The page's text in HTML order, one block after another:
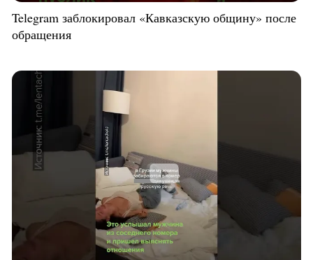
Telegram заблокировал «Кавказскую общину» после
обращения